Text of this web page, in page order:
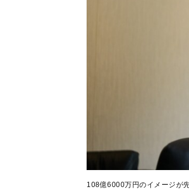
108億6000万円のイメージが